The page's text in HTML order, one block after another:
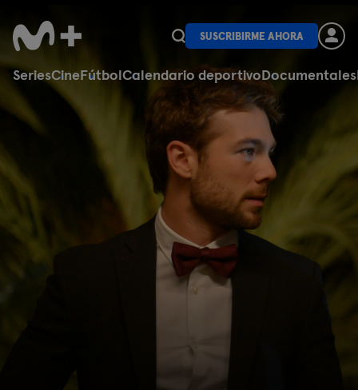
SeriesCineFútbolCalendario deportivoDocumentales
SUSCRIBIRME AHORA